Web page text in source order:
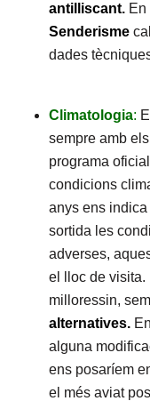
antilliscant. En
Senderisme
dades
Climatologia:
sempre amb els
programa
condicions
anys ens
sortida les
adverses,
el lloc de visita.
milloressin,
alternatives.
alguna
ens posaríem
el més aviat